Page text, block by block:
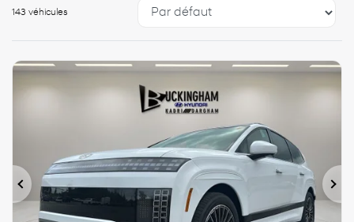
143 véhicules
Précédent